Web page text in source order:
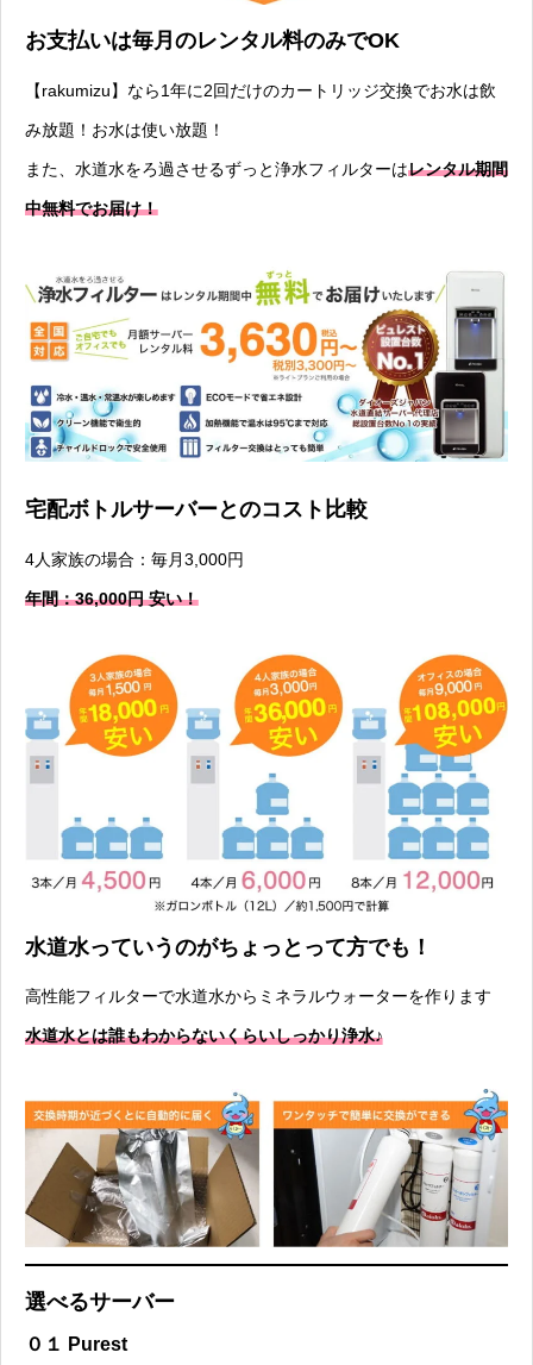
お支払いは毎月のレンタル料のみでOK
【rakumizu】なら1年に2回だけのカートリッジ交換でお水は飲
み放題！お水は使い放題！
また、水道水をろ過させるずっと浄水フィルターはレンタル期間
中無料でお届け！
宅配ボトルサーバーとのコスト比較
4人家族の場合：毎月3,000円
年間：36,000円 安い！
水道水っていうのがちょっとって方でも！
高性能フィルターで水道水からミネラルウォーターを作ります
水道水とは誰もわからないくらいしっかり浄水♪
選べるサーバー
０１ Purest